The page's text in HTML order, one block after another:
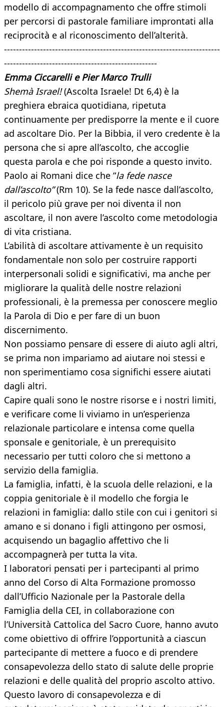
modello di accompagnamento che offre stimoli
per percorsi di pastorale familiare improntati alla
reciprocità e al riconoscimento dell’alterità.
------------------------------------------------------------------------
---------------------------------------------------
Emma Ciccarelli e Pier Marco Trulli
Shemà Israel!(Ascolta Israele! Dt 6,4) è la
preghiera ebraica quotidiana, ripetuta
continuamente per predisporre la mente e il cuore
ad ascoltare Dio. Per la Bibbia, il vero credente è la
persona che si apre all’ascolto, che accoglie
questa parola e che poi risponde a questo invito.
Paolo ai Romani dice che “la fede nasce
dall’ascolto”(Rm 10). Se la fede nasce dall’ascolto,
il pericolo più grave per noi diventa il non
ascoltare, il non avere l’ascolto come metodologia
di vita cristiana.
L’abilità di ascoltare attivamente è un requisito
fondamentale non solo per costruire rapporti
interpersonali solidi e significativi, ma anche per
migliorare la qualità delle nostre relazioni
professionali, è la premessa per conoscere meglio
la Parola di Dio e per fare di un buon
discernimento.
Non possiamo pensare di essere di aiuto agli altri,
se prima non impariamo ad aiutare noi stessi e
non sperimentiamo cosa significhi essere aiutati
dagli altri.
Capire quali sono le nostre risorse e i nostri limiti,
e verificare come li viviamo in un’esperienza
relazionale particolare e intensa come quella
sponsale e genitoriale, è un prerequisito
necessario per tutti coloro che si mettono a
servizio della famiglia.
La famiglia, infatti, è la scuola delle relazioni, e la
coppia genitoriale è il modello che forgia le
relazioni in famiglia: dallo stile con cui i genitori si
amano e si donano i figli attingono per osmosi,
acquisendo un bagaglio affettivo che li
accompagnerà per tutta la vita.
I laboratori pensati per i partecipanti al primo
anno del Corso di Alta Formazione promosso
dall’Ufficio Nazionale per la Pastorale della
Famiglia della CEI, in collaborazione con
l’Università Cattolica del Sacro Cuore, hanno avuto
come obiettivo di offrire l’opportunità a ciascun
partecipante di mettere a fuoco e di prendere
consapevolezza dello stato di salute delle proprie
relazioni e delle qualità del proprio ascolto attivo.
Questo lavoro di consapevolezza e di